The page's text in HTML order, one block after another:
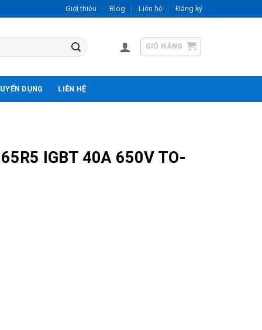
Giới thiệu Blog Liên hệ Đăng ký
GIỎ HÀNG
DỤNG LIÊN HỆ
IGBT 40A 650V TO-